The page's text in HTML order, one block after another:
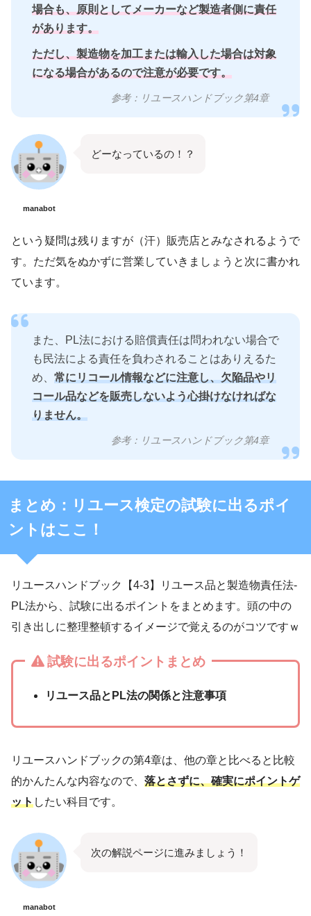
場合も、原則としてメーカーなど製造者側に責任
があります。
ただし、製造物を加工または輸入した場合は対象
になる場合があるので注意が必要です。
参考：リユースハンドブック第4章
manabot
どーなっているの！？
という疑問は残りますが（汗）販売店とみなされるようで
す。ただ気をぬかずに営業していきましょうと次に書かれ
ています。
また、PL法における賠償責任は問われない場合で
も民法による責任を負わされることはありえるた
め、 常にリコール情報などに注意し、欠陥品やリ
コール品などを販売しないよう心掛けなければな
りません。
参考：リユースハンドブック第4章
まとめ：リユース検定の試験に出るポイ
ントはここ！
リユースハンドブック【4-3】リユース品と製造物責任法-
PL法から、試験に出るポイントをまとめます。頭の中の
引き出しに整理整頓するイメージで覚えるのがコツですｗ
試験に出るポイントまとめ
リユース品とPL法の関係と注意事項
リユースハンドブックの第4章は、他の章と比べると比較
的かんたんな内容なので、 落とさずに、確実にポイントゲ
ットしたい科目です。
manabot
次の解説ページに進みましょう！